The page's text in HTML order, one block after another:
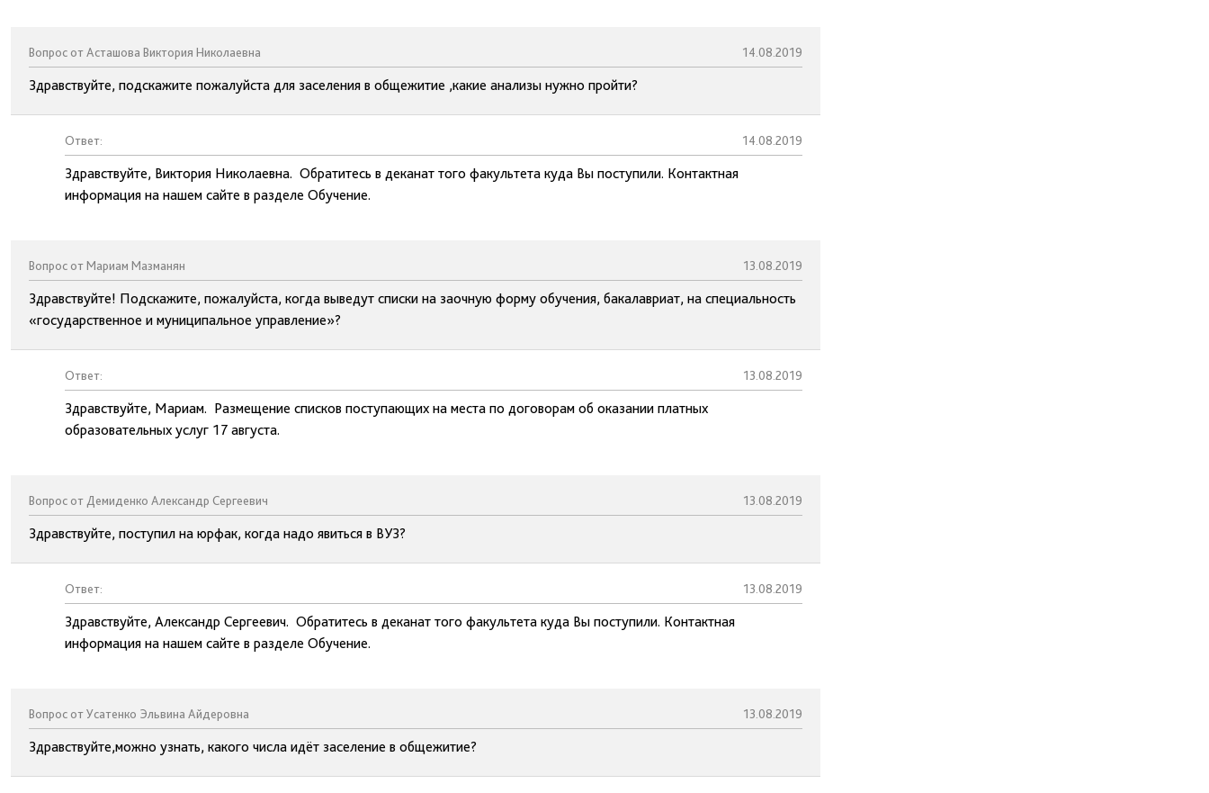
Вопрос от Асташова Виктория Николаевна 14.08.2019
Здравствуйте, подскажите пожалуйста для заселения в общежитие ,какие анализы нужно пройти?
Ответ: 14.08.2019
Здравствуйте, Виктория Николаевна. Обратитесь в деканат того факультета куда Вы поступили. Контактная
информация на нашем сайте в разделе Обучение.
Вопрос от Мариам Мазманян 13.08.2019
Здравствуйте! Подскажите, пожалуйста, когда выведут списки на заочную форму обучения, бакалавриат, на специальность
«государственное и муниципальное управление»?
Ответ: 13.08.2019
Здравствуйте, Мариам. Размещение списков поступающих на места по договорам об оказании платных
образовательных услуг 17 августа.
Вопрос от Демиденко Александр Сергеевич 13.08.2019
Здравствуйте, поступил на юрфак, когда надо явиться в ВУЗ?
Ответ: 13.08.2019
Здравствуйте, Александр Сергеевич. Обратитесь в деканат того факультета куда Вы поступили. Контактная
информация на нашем сайте в разделе Обучение.
Вопрос от Усатенко Эльвина Айдеровна 13.08.2019
Здравствуйте,можно узнать, какого числа идёт заселение в общежитие?